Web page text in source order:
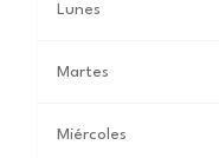
Lunes
Martes
Miércoles